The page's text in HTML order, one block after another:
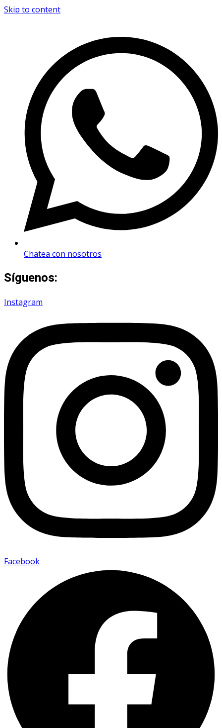
Skip to content
Chatea con nosotros
Síguenos:
Instagram
Facebook